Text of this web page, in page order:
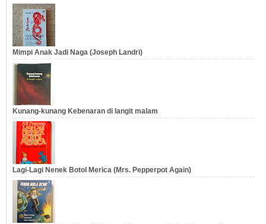
Mimpi Anak Jadi Naga (Joseph Landri)
Kunang-kunang Kebenaran di langit malam
Lagi-Lagi Nenek Botol Merica (Mrs. Pepperpot Again)